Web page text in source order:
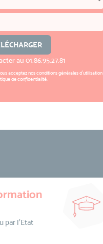
au 01.86.95.27.81
acceptez nosconditions générales d'utilisation
de confidentialité.
par l’Etat